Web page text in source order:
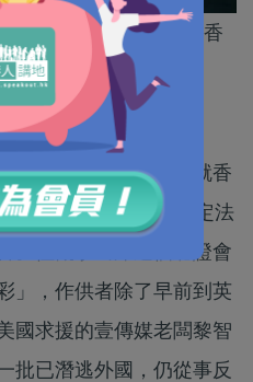
美國聽證會要求制裁香
制裁先啦！//
行政當局中國委員會就香
府制裁29名國安法指定法
。但觀乎出席這個聽證會
」，作供者除了早前到英
國求援的壹傳媒老闆黎智
批已潛逃外國，仍從事反